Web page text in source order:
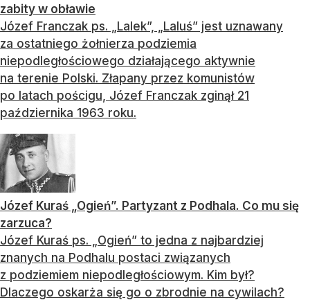
zabity w obławie
Józef Franczak ps. „Lalek”, „Laluś” jest uznawany
za ostatniego żołnierza podziemia
niepodległościowego działającego aktywnie
na terenie Polski. Złapany przez komunistów
po latach pościgu, Józef Franczak zginął 21
października 1963 roku.
Józef Kuraś „Ogień”. Partyzant z Podhala. Co mu się
zarzuca?
Józef Kuraś ps. „Ogień” to jedna z najbardziej
znanych na Podhalu postaci związanych
z podziemiem niepodległościowym. Kim był?
Dlaczego oskarża się go o zbrodnie na cywilach?